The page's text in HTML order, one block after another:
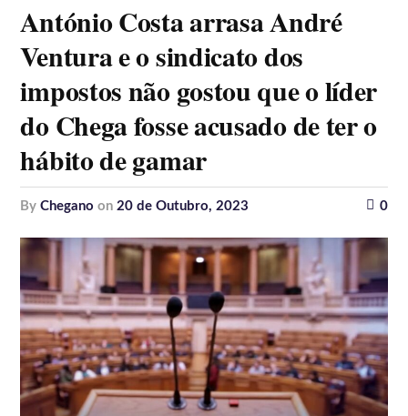
António Costa arrasa André
Ventura e o sindicato dos
impostos não gostou que o líder
do Chega fosse acusado de ter o
hábito de gamar
byChegano on 20 de Outubro, 2023 0